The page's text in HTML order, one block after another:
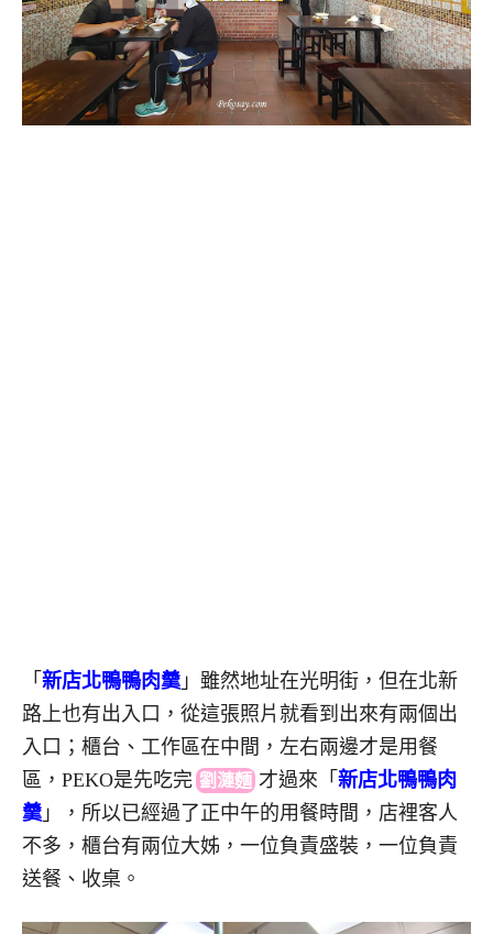
「 新店北鴨鴨肉羹 」雖然地址在光明街，但在北新
路上也有出入口，從這張照片就看到出來有兩個出
入口；櫃台、工作區在中間，左右兩邊才是用餐
區，PEKO是先吃完 劉漣麵 才過來「 新店北鴨鴨肉
羹 」，所以已經過了正中午的用餐時間，店裡客人
不多，櫃台有兩位大姊，一位負責盛裝，一位負責
送餐、收桌。